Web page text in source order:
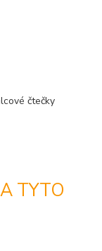
čtečky
TYTO